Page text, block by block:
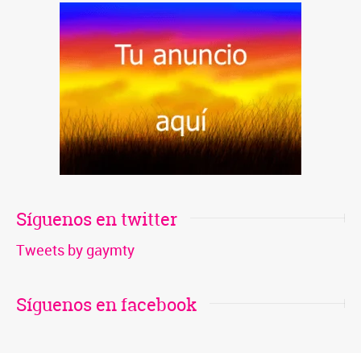
ventana nueva) Telegram Compartir en TumblrTweet
Compartir en WhatsApp (Se abre en una ventana nueva)
WhatsApp Enviar un enlace a un amigo por correo
electrónico (Se abre en una ventana nueva) Correo
electrónico
Síguenos en twitter
Tweets by gaymty
Síguenos en facebook